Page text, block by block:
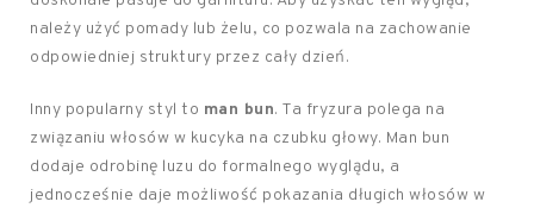
należy użyć pomady lub żelu, co pozwala na zachowanie
odpowiedniej struktury przez cały dzień.
Inny popularny styl to man bun. Ta fryzura polega na
związaniu włosów w kucyka na czubku głowy. Man bun
dodaje odrobinę luzu do formalnego wyglądu, a
jednocześnie daje możliwość pokazania długich włosów w